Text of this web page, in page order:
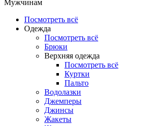
Мужчинам
Посмотреть всё
Одежда
Посмотреть всё
Брюки
Верхняя одежда
Посмотреть всё
Куртки
Пальто
Водолазки
Джемперы
Джинсы
Жакеты